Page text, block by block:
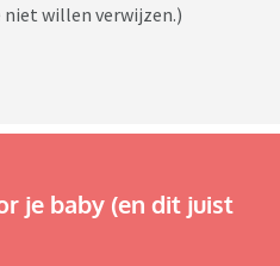
willen verwijzen.)
je baby (en dit juist